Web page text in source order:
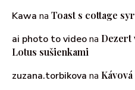
Kawa na Toast s cottage
ai photo to videona Dezert
Lotus sušienkami
zuzana.torbikova na